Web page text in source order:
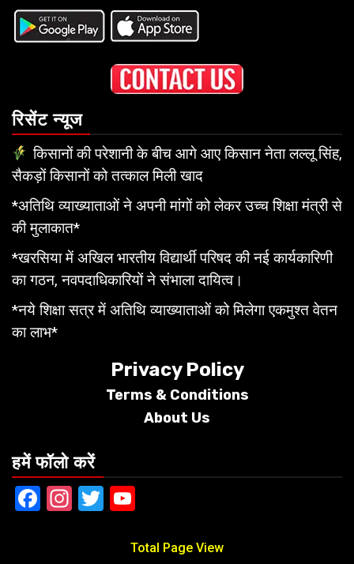
रिसेंट न्यूज
किसानों की परेशानी के बीच आगे आए किसान नेता लल्लू सिंह,
सैकड़ों किसानों को तत्काल मिली खाद
*अतिथि व्याख्याताओं ने अपनी मांगों को लेकर उच्च शिक्षा मंत्री से
की मुलाकात*
*खरसिया में अखिल भारतीय विद्यार्थी परिषद की नई कार्यकारिणी
का गठन, नवपदाधिकारियों ने संभाला दायित्व।
*नये शिक्षा सत्र में अतिथि व्याख्याताओं को मिलेगा एकमुश्त वेतन
का लाभ*
Privacy Policy
Terms & Conditions
About Us
हमें फॉलो करें
Facebook
Instagram
Twitter
Total Page View